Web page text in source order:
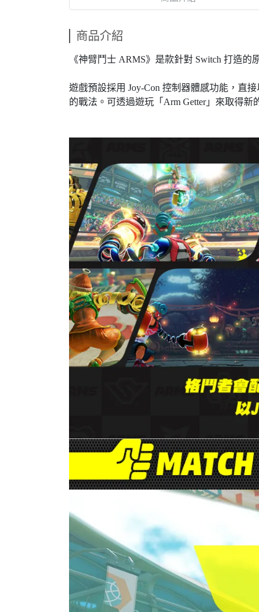
商品介紹
《神臂鬥士 ARMS》是款針對 Switch 打造
遊戲預設採用 Joy-Con 控制器體感功能，直
的戰法。可透過遊玩「Arm Getter」來取得